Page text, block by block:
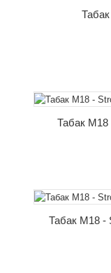
Табак M18
Табак M18 -